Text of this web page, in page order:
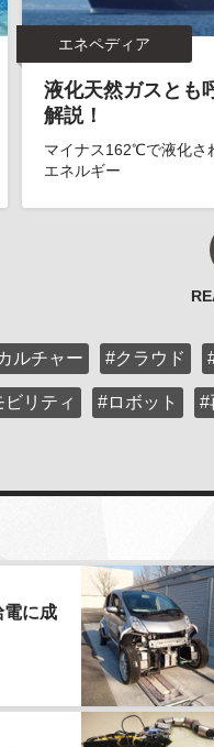
エネペディア
液化天然ガスとも
解説！
マイナス162℃で液化さ
エネルギー
ルチャー #クラウド
ビリティ #ロボット #
電に成